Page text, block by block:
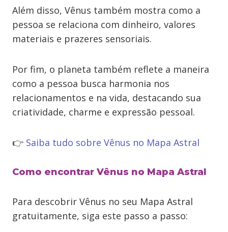
Além disso, Vênus também mostra como a
pessoa se relaciona com dinheiro, valores
materiais e prazeres sensoriais.
Por fim, o planeta também reflete a maneira
como a pessoa busca harmonia nos
relacionamentos e na vida, destacando sua
criatividade, charme e expressão pessoal.
👉 Saiba tudo sobre Vênus no Mapa Astral
Como encontrar Vênus no Mapa Astral
Para descobrir Vênus no seu Mapa Astral
gratuitamente, siga este passo a passo: